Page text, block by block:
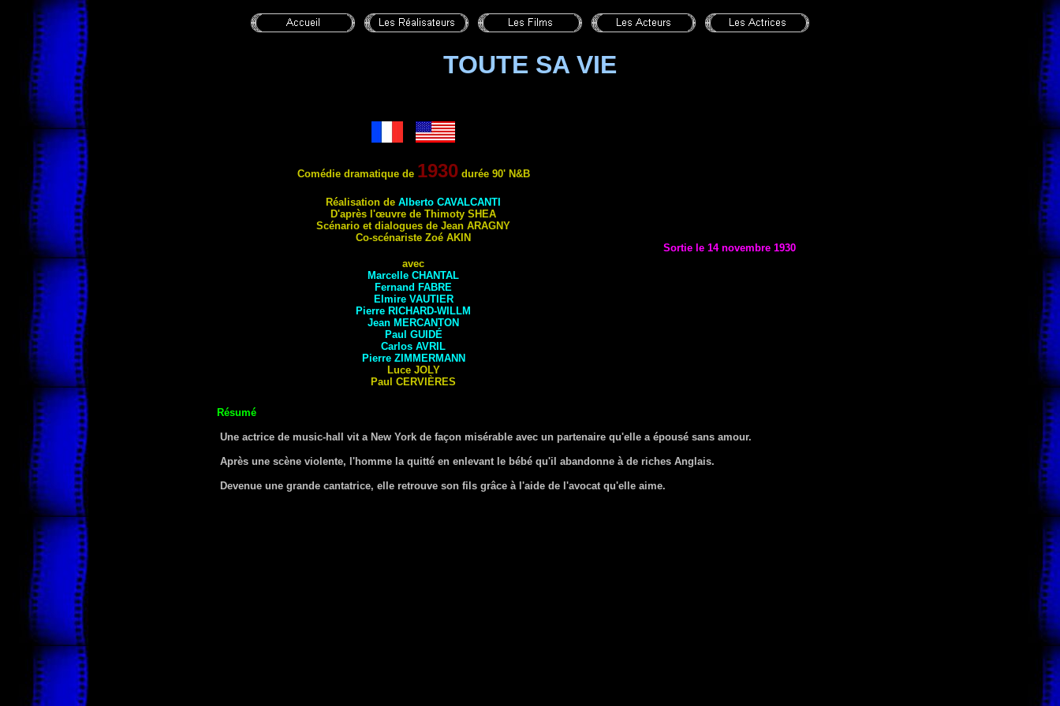
TOUTE SA VIE
Comédie dramatique de 1930durée 90' N&B
Réalisation de Alberto CAVALCANTI
D'après l'œuvre de Thimoty S HEA
Scénario et dialogues de Jean ARAGNY
Co-scénariste Zoé AKIN
avec
Marcelle CHANTAL
Fernand FABRE
Elmire VAUTIER
Pierre RICHARD-WILLM
Jean MERCANTON
Paul GUIDÉ
Carlos AVRIL
Pierre ZIMMERMANN
Luce JOLY
Paul CERVIÈRES
Sortie le 14 novembre 1930
Résumé
Une actrice de music-hall vit a New York de façon misérable avec un partenaire qu'elle a épousé sans amour.
Après une scène violente, l'homme la quitté en enlevant le bébé qu'il abandonne à de riches Anglais.
Devenue une grande cantatrice, elle retrouve son fils grâce à l'aide de l'avocat qu'elle aime.